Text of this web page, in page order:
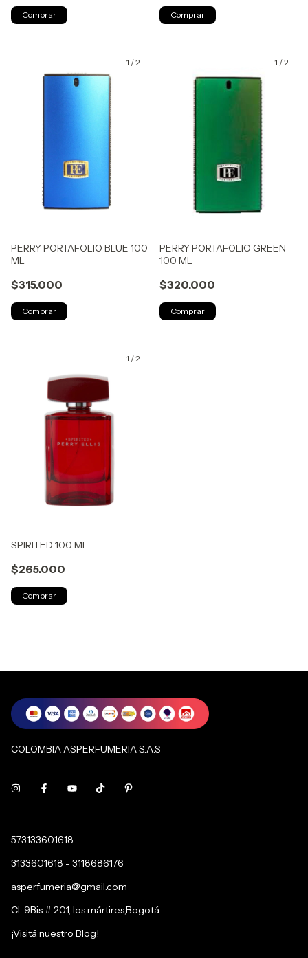
1 /2
PERRY PORTAFOLIO BLUE 100
ML
$315.000
1 /2
PERRY PORTAFOLIO GREEN
100 ML
$320.000
1 /2
SPIRITED 100 ML
$265.000
COLOMBIA ASPERFUMERIA S.A.S
573133601618
3133601618 - 3118686176
asperfumeria@gmail.com
Cl. 9Bis # 201, los mártires,Bogotá
¡Visitá nuestro Blog!